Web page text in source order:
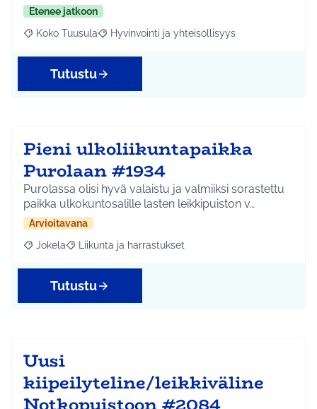
Etenee jatkoon
Rajaa tulokset aihepiirin mukaan: Koko Tuusula
Koko Tuusula Rajaa tulokset teeman mukaan: Hyvinvointi ja
Hyvinvointi ja yhteisöllisyys
Tutustu
Pieni ulkoliikuntapaikka
Purolaan #1934
Purolassa olisi hyvä valaistu ja valmiiksi sorastettu
paikka ulkokuntosalille lasten leikkipuiston v…
Arvioitavana
Rajaa tulokset aihepiirin mukaan: Jokela
Jokela Rajaa tulokset teeman mukaan: Liikunta ja
Liikunta ja harrastukset
Tutustu
Uusi
kiipeilyteline/leikkiväline